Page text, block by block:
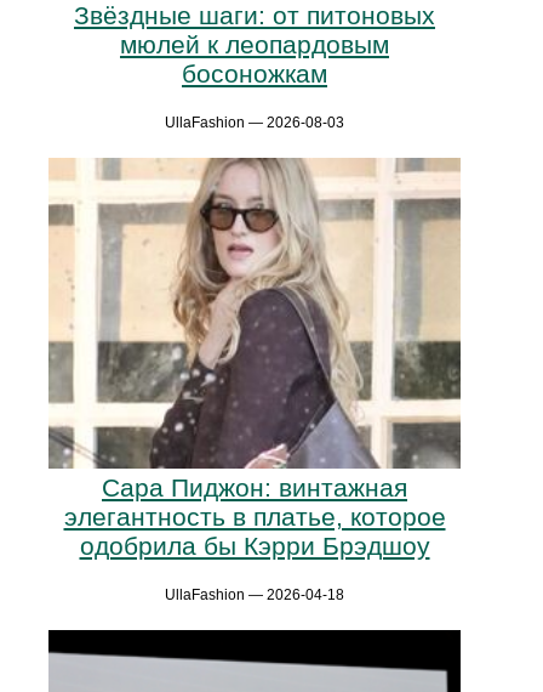
Звёздные шаги: от питоновых
мюлей к леопардовым
босоножкам
UllaFashion — 2026-08-03
Сара Пиджон: винтажная
элегантность в платье, которое
одобрила бы Кэрри Брэдшоу
UllaFashion — 2026-04-18